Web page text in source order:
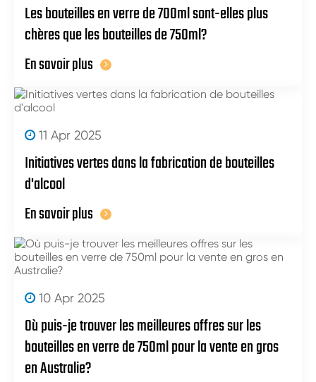
Les bouteilles en verre de 700ml sont-elles plus
chères que les bouteilles de 750ml?
En savoir plus
11 Apr 2025
Initiatives vertes dans la fabrication de bouteilles
d'alcool
En savoir plus
10 Apr 2025
Où puis-je trouver les meilleures offres sur les
bouteilles en verre de 750ml pour la vente en gros
en Australie?